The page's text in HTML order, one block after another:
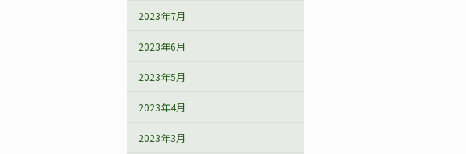
2023年7月
2023年6月
2023年5月
2023年4月
2023年3月